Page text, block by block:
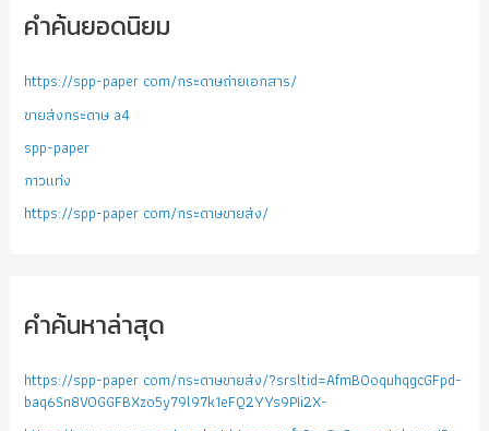
คำค้นยอดนิยม
https://spp-paper com/กระดาษถ่ายเอกสาร/
ขายส่งกระดาษ a4
spp-paper
กาวแท่ง
https://spp-paper com/กระดาษขายส่ง/
คำค้นหาล่าสุด
https://spp-paper com/กระดาษขายส่ง/?srsltid=AfmBOoquhqgcGFpd-
baq6Sn8VOGGFBXzo5y79l97k1eFQ2YYs9PIi2X-